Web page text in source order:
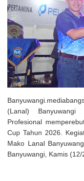
Uji Coba Program NADI
(Lanal) Banyuwangi
Profesional
Cup Tahun 2026.
Mako Lanal
Banyuwangi, Kamis (12/